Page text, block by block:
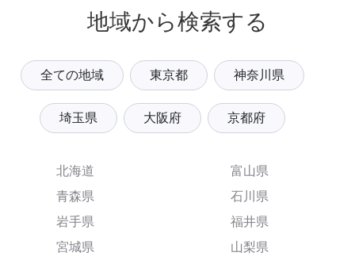
地域から検索する
全ての地域 東京都 神奈川県
埼玉県 大阪府 京都府
北海道
青森県
岩手県
宮城県
富山県
石川県
福井県
山梨県